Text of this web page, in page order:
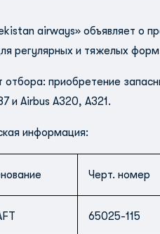
airways» объявляет о
регулярных и тяжелых
отбора: приобретение
и Airbus A320, A321.
информация:
Черт. номер
65025-115